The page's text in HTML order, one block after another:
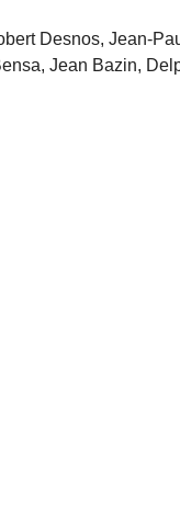
Desnos, Jean-
Jean Bazin,